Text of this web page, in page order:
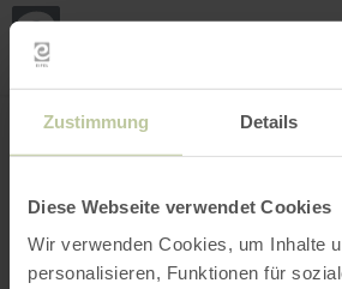
Zustimmung Details
Diese Webseite verwendet Cookies
Wir verwenden Cookies, um Inhalte
personalisieren, Funktionen für